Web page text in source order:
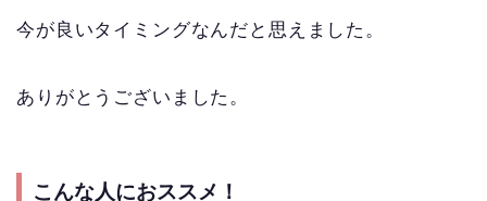
今が良いタイミングなんだと思えました。
ありがとうございました。
こんな人におススメ！